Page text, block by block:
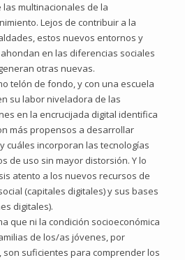
multinacionales de la
Lejos de contribuir a la
estos nuevos entornos y
en las diferencias sociales
otras nuevas.
telón de fondo, y con una escuela
su labor niveladora de las
en la encrucijada digital identifica
más propensos a desarrollar
cuáles incorporan las tecnologías
de uso sin mayor distorsión. Y lo
atento a los nuevos recursos de
(capitales digitales) y sus bases
digitales).
que ni la condición socioeconómica
de los/as jóvenes, por
suficientes para comprender los